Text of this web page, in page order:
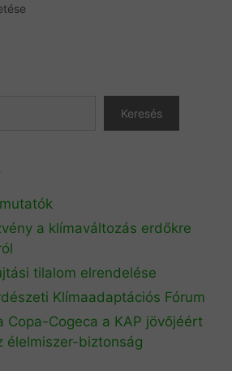
Keresés
a klímaváltozás erdőkre
tilalom elrendelése
Klímaadaptációs Fórum
Copa-Cogeca a KAP jövőjéért
élelmiszer-biztonság